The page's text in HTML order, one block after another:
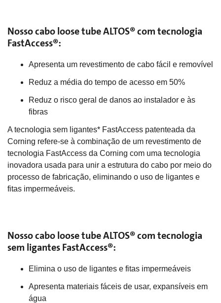
Nosso cabo loose tube ALTOS® com tecnologia
FastAccess®:
Apresenta um revestimento de cabo fácil e removível
Reduz a média do tempo de acesso em 50%
Reduz o risco geral de danos ao instalador e às
fibras
A tecnologia sem ligantes* FastAccess patenteada da
Corning refere-se à combinação de um revestimento de
tecnologia FastAccess da Corning com uma tecnologia
inovadora usada para unir a estrutura do cabo por meio do
processo de fabricação, eliminando o uso de ligantes e
fitas impermeáveis.
Nosso cabo loose tube ALTOS® com tecnologia
sem ligantes FastAccess®:
Elimina o uso de ligantes e fitas impermeáveis
Apresenta materiais fáceis de usar, expansíveis em
água